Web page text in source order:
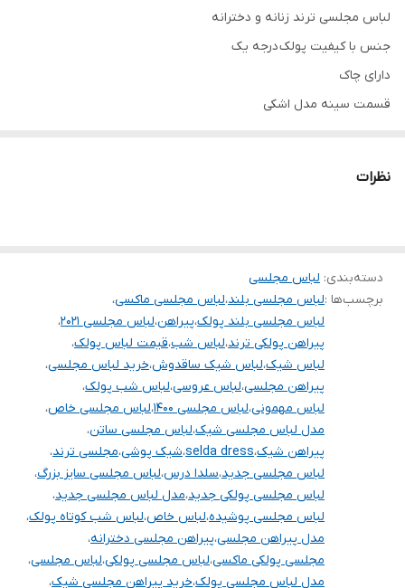
لباس مجلسی ترند زنانه و دخترانه
جنس با کیفیت پولک درجه یک
دارای چاک
قسمت سینه مدل اشکی
همه کارا از سایز ۳۴ تا ۶۰ داره
توجه توجه : دوستان عزیز لطفا در هنگام انتخاب مدل دقت فرمائید همه
مشخصات کارها زیر آن قید شده لطفا موقع انتخاب دقت کنید چون این
سایت امکان مرجوع یا تعویض مدل ندارد فقط تعویض سایز داریم
نظرات
دسته‌بندی: لباس مجلسی
برچسب‌ها :لباس مجلسی بلند،لباس مجلسی ماکسی،
لباس مجلسی بلند پولک،پیراهن،لباس مجلسی ۲۰۲۱
،
پیراهن پولکی ترند،لباس شب،قیمت لباس پولک،
لباس شیک،لباس شیک ساقدوش،خرید لباس مجلسی،
پیراهن مجلسی،لباس عروسی،لباس شب پولک،
لباس مهمونی،لباس مجلسی ۱۴۰۰ ،لباس مجلسی خاص،
مدل لباس مجلسی شیک،لباس مجلسی ساتن،
پیراهن شیک،selda dress،شیک پوشی،مجلسی ترند،
لباس مجلسی جدید،سلدا درس،لباس مجلسی سایز بزرگ،
لباس مجلسی پولکی جدید،مدل لباس مجلسی جدید،
لباس مجلسی پوشیده،لباس خاص،لباس شب کوتاه پولک،
مدل پیراهن مجلسی،پیراهن مجلسی دخترانه،
مجلسی پولکی ماکسی،لباس مجلسی پولکی،لباس مجلسی،
مدل لباس مجلسی پولک،خرید پیراهن مجلسی شیک،